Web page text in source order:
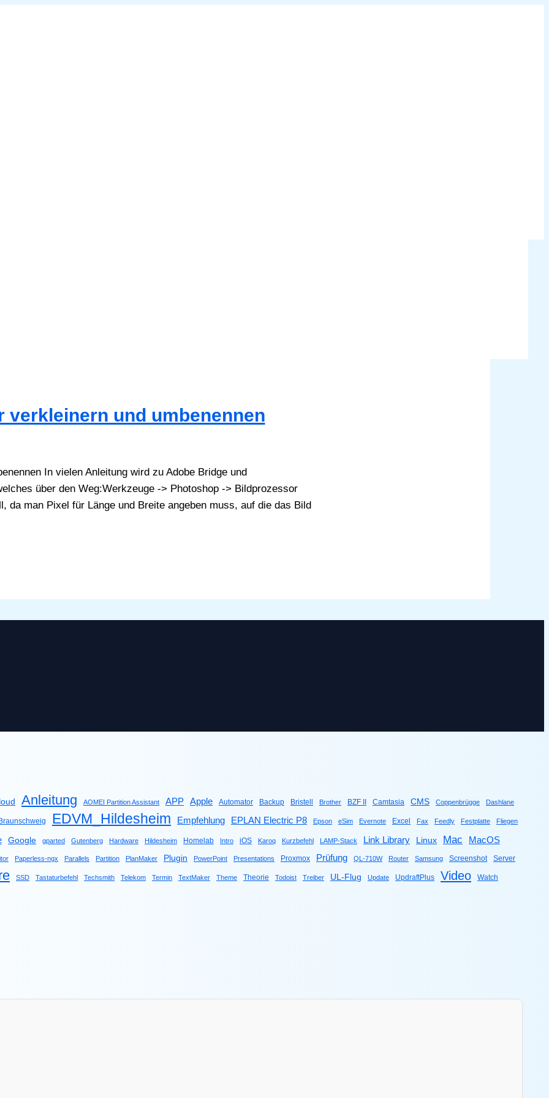
verkleinern und umbenennen
In vielen Anleitung wird zu Adobe Bridge und
über den Weg:Werkzeuge -> Photoshop -> Bildprozessor
man Pixel für Länge und Breite angeben muss, auf die das Bild
Anleitung AOMEI Partition Assistant APP Apple Automator Backup Bristell Brother BZF II Camtasia CMS Coppenbrügge Dashlane
EDVM_Hildesheim Empfehlung EPLAN Electric P8 Epson eSim Evernote Excel Fax Feedly Festplatte Fliegen
Google gparted Gutenberg Hardware Hildesheim Homelab Intro iOS Karoq Kurzbefehl LAMP-Stack Link Library Linux Mac MacOS
Paperless-ngx Parallels Partition PlanMaker Plugin PowerPoint Presentations Proxmox Prüfung QL-710W Router Samsung Screenshot Server
SSD Tastaturbefehl Techsmith Telekom Termin TextMaker Theme Theorie Todoist Treiber UL-Flug Update UpdraftPlus Video Watch